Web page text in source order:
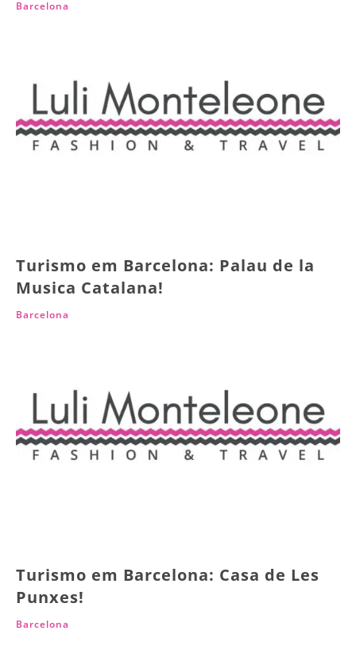
Barcelona
Turismo em Barcelona: Palau de la
Musica Catalana!
Barcelona
Turismo em Barcelona: Casa de Les
Punxes!
Barcelona